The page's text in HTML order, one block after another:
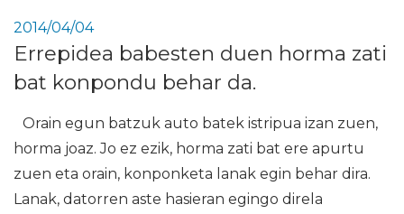
2014/04/04
Errepidea babesten duen horma zati
bat konpondu behar da.
Orain egun batzuk auto batek istripua izan zuen,
horma joaz. Jo ez ezik, horma zati bat ere apurtu
zuen eta orain, konponketa lanak egin behar dira.
Lanak, datorren aste hasieran egingo direla